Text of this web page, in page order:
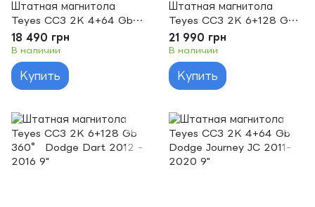
Штатная магнитола
Teyes CC3 2K 4+64 Gb
Dodge Dart 2012 - 2016
9"
18 490 грн
В наличии
Купить
Штатная магнитола
Teyes CC3 2K 6+128 Gb
Dodge Dart 2012 - 2016
9"
21 990 грн
В наличии
Купить